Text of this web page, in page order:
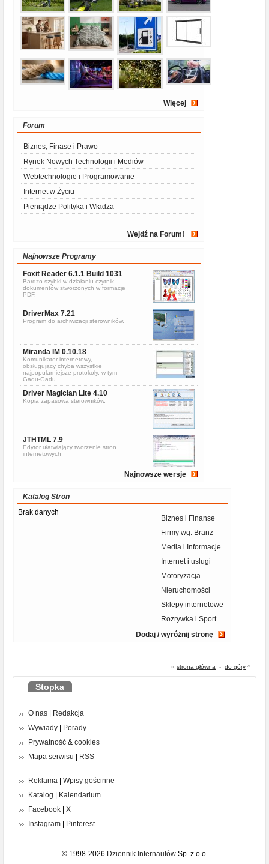
Więcej
Forum
Biznes, Finase i Prawo
Rynek Nowych Technologii i Mediów
Webtechnologie i Programowanie
Internet w Życiu
Pieniądze Polityka i Władza
Wejdź na Forum!
Najnowsze Programy
Foxit Reader 6.1.1 Build 1031
Bardzo szybki w działaniu czytnik
dokumentów stworzonych w formacje
PDF.
DriverMax 7.21
Program do archiwizacji sterowników.
Miranda IM 0.10.18
Komunikator internetowy,
obsługujący chyba wszystkie
najpopularniejsze protokoły, w tym
Gadu-Gadu.
Driver Magician Lite 4.10
Kopia zapasowa sterowników.
JTHTML 7.9
Edytor ułatwiający tworzenie stron
internetowych
Najnowsze wersje
Katalog Stron
Brak danych
Biznes i Finanse
Firmy wg. Branż
Media i Informacje
Internet i usługi
Motoryzacja
Nieruchomości
Sklepy internetowe
Rozrywka i Sport
Dodaj / wyróżnij stronę
« strona główna - do góry ^
Stopka
O nas | Redakcja
Wywiady | Porady
Prywatność & cookies
Mapa serwisu | RSS
Reklama | Wpisy gościnne
Katalog | Kalendarium
Facebook | X
Instagram | Pinterest
© 1998-2026 Dziennik InternautówSp. z o.o.